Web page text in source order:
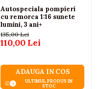
Autospeciala pompieri
cu remorca 1:16 sunete
lumini, 3 ani+
135,00 Lei
110,00 Lei
ADAUGA IN COS
ULTIMUL PRODUS IN
STOC